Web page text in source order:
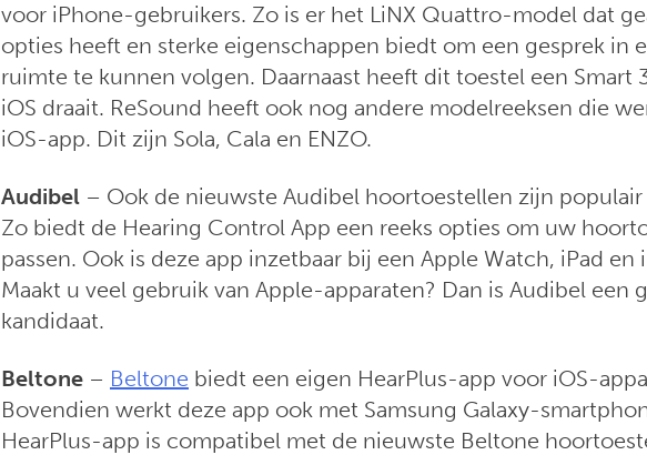
voor iPhone-gebruikers. Zo is er het LiNX Quattro-model dat
opties heeft en sterke eigenschappen biedt om een gesprek in
ruimte te kunnen volgen. Daarnaast heeft dit toestel een Smart
iOS draait. ReSound heeft ook nog andere modelreeksen die
iOS-app. Dit zijn Sola, Cala en ENZO.
Audibel – Ook de nieuwste Audibel hoortoestellen zijn
Zo biedt de Hearing Control App een reeks opties om uw
passen. Ook is deze app inzetbaar bij een Apple Watch, iPad en
Maakt u veel gebruik van Apple-apparaten? Dan is Audibel een
kandidaat.
Beltone – Beltone biedt een eigen HearPlus-app voor iOS-
Bovendien werkt deze app ook met Samsung Galaxy-
HearPlus-app is compatibel met de nieuwste Beltone